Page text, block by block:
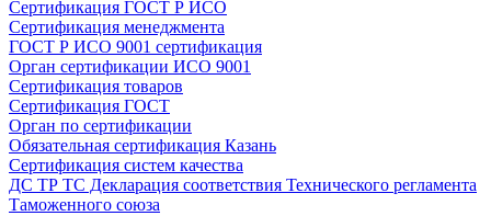
Сертификация ГОСТ Р ИСО
Сертификация менеджмента
ГОСТ Р ИСО 9001 сертификация
Орган сертификации ИСО 9001
Сертификация товаров
Сертификация ГОСТ
Орган по сертификации
Обязательная сертификация Казань
Сертификация систем качества
ДС ТР ТС Декларация соответствия Технического регламента
Таможенного союза